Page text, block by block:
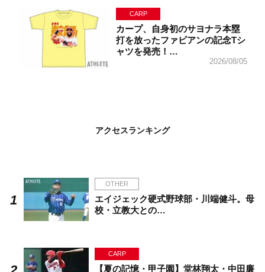
CARP
カープ、自身初のサヨナラ本塁
打を放ったファビアンの記念Tシ
ャツを発売！…
2026/08/05
アクセスランキング
OTHER
エイジェック硬式野球部・川端健斗。母
校・立教大との…
CARP
【夏の記憶・甲子園】堂林翔太・中田廉